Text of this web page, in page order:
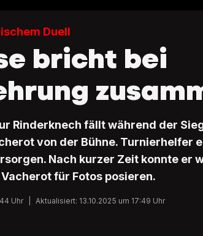
Duell
bricht bei
Rinderknech fällt während der
von der Bühne. Turnierhelfer
Nach kurzer Zeit konnte er
für Fotos posieren.
Uhr Aktualisiert: 13.10.2025 um 17:49 Uhr